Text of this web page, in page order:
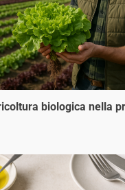
biologica nella